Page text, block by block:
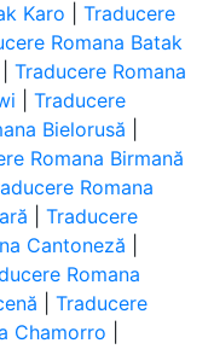
Karo
Traducere
Romana Batak
Traducere Romana
Traducere
Bielorusă
Romana Birmană
Romana
Traducere
Cantoneză
Romana
Traducere
Chamorro